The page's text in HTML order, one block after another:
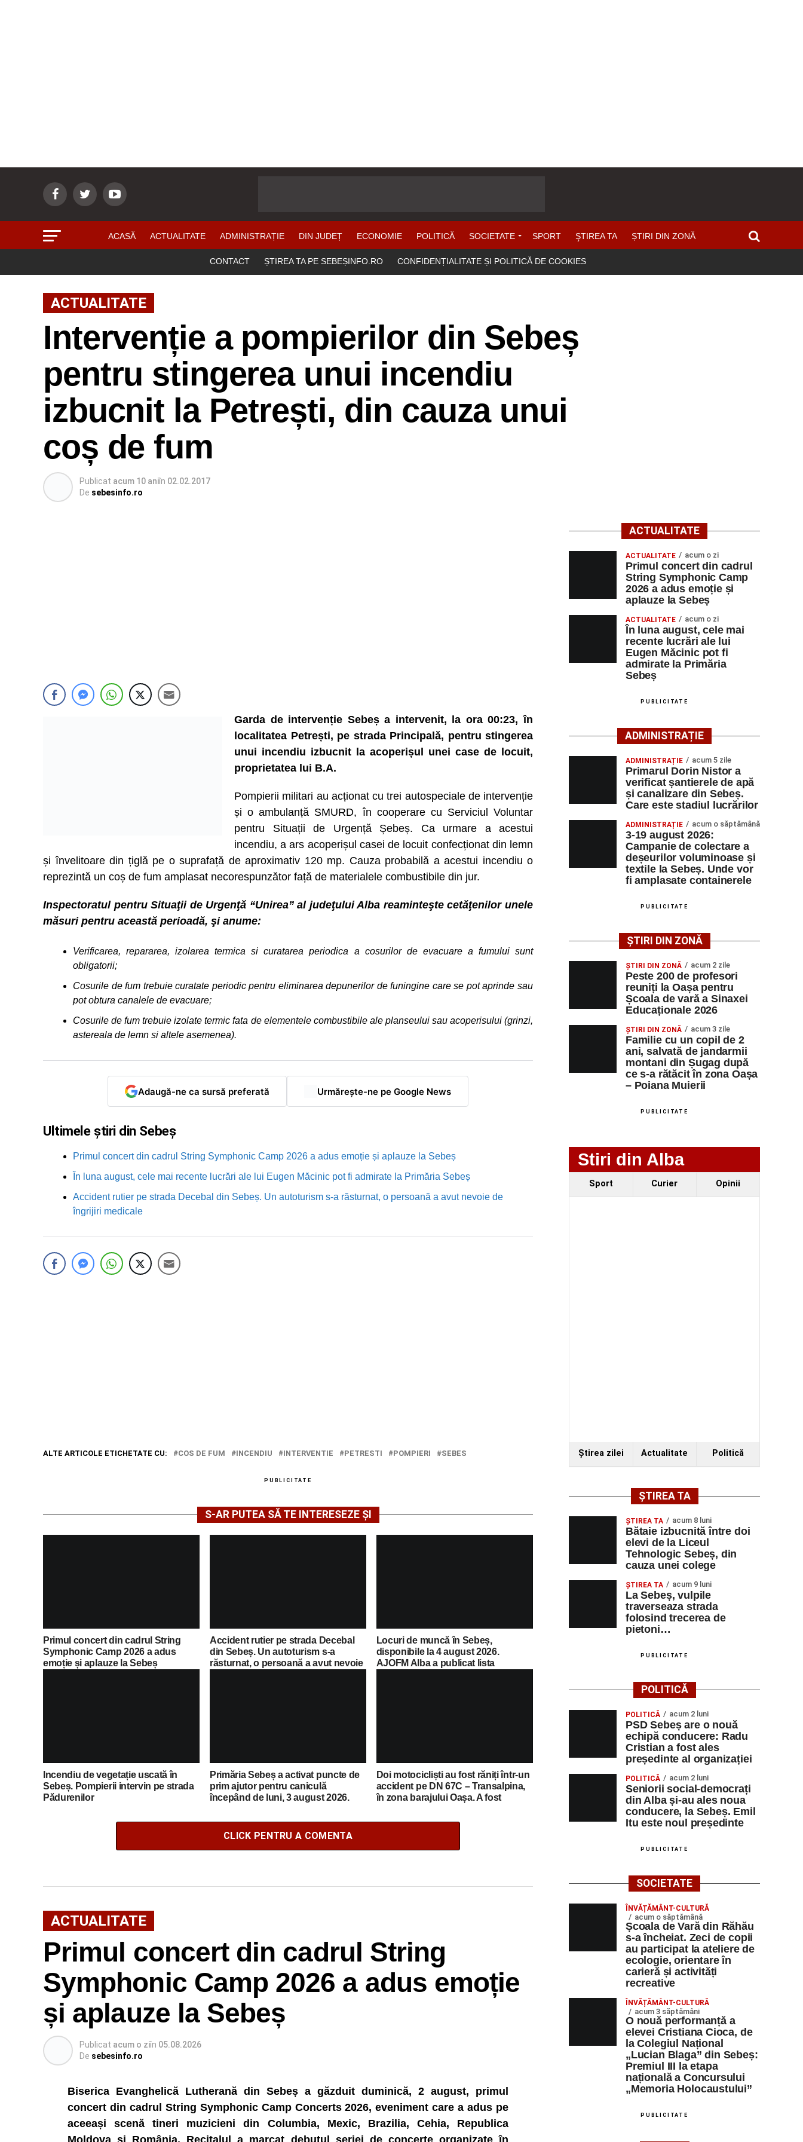
ACASĂ ACTUALITATE ADMINISTRAȚIE DIN JUDEȚ ECONOMIE POLITICĂ SOCIETATE SPORT ŞTIREA TA ȘTIRI DIN ZONĂ
CONTACT ȘTIREA TA PE SEBEȘINFO.RO CONFIDENȚIALITATE ȘI POLITICĂ DE COOKIES
ACTUALITATE
Intervenție a pompierilor din Sebeș
pentru stingerea unui incendiu
izbucnit la Petrești, din cauza unui
coș de fum
Publicat acum 10 aniîn 02.02.2017
De sebesinfo.ro
Garda de intervenție Sebeș a intervenit, la ora 00:23, în
localitatea Petrești, pe strada Principală, pentru stingerea
unui incendiu izbucnit la acoperișul unei case de locuit,
proprietatea lui B.A.
Pompierii militari au acționat cu trei autospeciale de intervenție
și o ambulanță SMURD, în cooperare cu Serviciul Voluntar
pentru Situații de Urgență Șebeș. Ca urmare a acestui
incendiu, a ars acoperișul casei de locuit confecționat din lemn
și învelitoare din țiglă pe o suprafață de aproximativ 120 mp. Cauza probabilă a acestui incendiu o
reprezintă un coș de fum amplasat necorespunzător față de materialele combustibile din jur.
Inspectoratul pentru Situaţii de Urgenţă “Unirea” al judeţului Alba reaminteşte cetăţenilor unele
măsuri pentru această perioadă, şi anume:
Verificarea, repararea, izolarea termica si curatarea periodica a cosurilor de evacuare a fumului sunt
obligatorii;
Cosurile de fum trebuie curatate periodic pentru eliminarea depunerilor de funingine care se pot aprinde sau
pot obtura canalele de evacuare;
Cosurile de fum trebuie izolate termic fata de elementele combustibile ale planseului sau acoperisului (grinzi,
astereala de lemn si altele asemenea).
Adaugă-ne ca sursă preferată Urmărește-ne pe Google News
Ultimele știri din Sebeș
Primul concert din cadrul String Symphonic Camp 2026 a adus emoție și aplauze la Sebeș
În luna august, cele mai recente lucrări ale lui Eugen Măcinic pot fi admirate la Primăria Sebeș
Accident rutier pe strada Decebal din Sebeș. Un autoturism s-a răsturnat, o persoană a avut nevoie de
îngrijiri medicale
ALTE ARTICOLE ETICHETATE CU: COS DE FUM INCENDIU INTERVENTIE PETRESTI POMPIERI SEBES
PUBLICITATE
S-AR PUTEA SĂ TE INTERESEZE ȘI
Primul concert din cadrul String
Symphonic Camp 2026 a adus
emoție și aplauze la Sebeș
Accident rutier pe strada Decebal
din Sebeș. Un autoturism s-a
răsturnat, o persoană a avut nevoie
Locuri de muncă în Sebeș,
disponibile la 4 august 2026.
AJOFM Alba a publicat lista
Incendiu de vegetație uscată în
Sebeș. Pompierii intervin pe strada
Pădurenilor
Primăria Sebeș a activat puncte de
prim ajutor pentru caniculă
începând de luni, 3 august 2026.
Doi motocicliști au fost răniți într-un
accident pe DN 67C – Transalpina,
în zona barajului Oașa. A fost
CLICK PENTRU A COMENTA
ACTUALITATE
Primul concert din cadrul String
Symphonic Camp 2026 a adus emoție
și aplauze la Sebeș
Publicat acum o ziîn 05.08.2026
De sebesinfo.ro
Biserica Evanghelică Lutherană din Sebeș a găzduit duminică, 2 august, primul
concert din cadrul String Symphonic Camp Concerts 2026, eveniment care a adus pe
aceeași scenă tineri muzicieni din Columbia, Mexic, Brazilia, Cehia, Republica
Moldova și România. Recitalul a marcat debutul seriei de concerte organizate în
ACTUALITATE
ACTUALITATE acum o zi
Primul concert din cadrul
String Symphonic Camp
2026 a adus emoție și
aplauze la Sebeș
ACTUALITATE acum o zi
În luna august, cele mai
recente lucrări ale lui
Eugen Măcinic pot fi
admirate la Primăria
Sebeș
PUBLICITATE
ADMINISTRAȚIE
ADMINISTRAȚIE acum 5 zile
Primarul Dorin Nistor a
verificat șantierele de apă
și canalizare din Sebeș.
Care este stadiul lucrărilor
ADMINISTRAȚIE acum o săptămână
3-19 august 2026:
Campanie de colectare a
deșeurilor voluminoase și
textile la Sebeș. Unde vor
fi amplasate containerele
PUBLICITATE
ȘTIRI DIN ZONĂ
ȘTIRI DIN ZONĂ acum 2 zile
Peste 200 de profesori
reuniți la Oașa pentru
Școala de vară a Sinaxei
Educaționale 2026
ȘTIRI DIN ZONĂ acum 3 zile
Familie cu un copil de 2
ani, salvată de jandarmii
montani din Șugag după
ce s-a rătăcit în zona Oașa
– Poiana Muierii
PUBLICITATE
Stiri din Alba
Sport Curier Opinii
Ştirea zilei Actualitate Politică
ȘTIREA TA
ŞTIREA TA acum 8 luni
Bătaie izbucnită între doi
elevi de la Liceul
Tehnologic Sebeș, din
cauza unei colege
ŞTIREA TA acum 9 luni
La Sebeș, vulpile
traverseaza strada
folosind trecerea de
pietoni…
PUBLICITATE
POLITICĂ
POLITICĂ acum 2 luni
PSD Sebeș are o nouă
echipă conducere: Radu
Cristian a fost ales
președinte al organizației
POLITICĂ acum 2 luni
Seniorii social-democrați
din Alba și-au ales noua
conducere, la Sebeș. Emil
Itu este noul președinte
PUBLICITATE
SOCIETATE
ÎNVĂȚĂMÂNT-CULTURĂ
acum o săptămână
Școala de Vară din Răhău
s-a încheiat. Zeci de copii
au participat la ateliere de
ecologie, orientare în
carieră și activități
recreative
ÎNVĂȚĂMÂNT-CULTURĂ
acum 3 săptămâni
O nouă performanță a
elevei Cristiana Cioca, de
la Colegiul Național
„Lucian Blaga” din Sebeș:
Premiul III la etapa
națională a Concursului
„Memoria Holocaustului”
PUBLICITATE